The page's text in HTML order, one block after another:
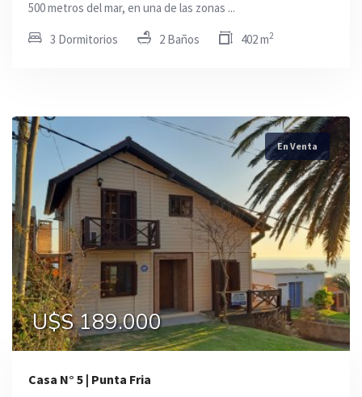
500 metros del mar, en una de las zonas ...
3 Dormitorios 2 Baños 402 m2
En Venta
U$S 189.000
Casa N° 5 | Punta Fria